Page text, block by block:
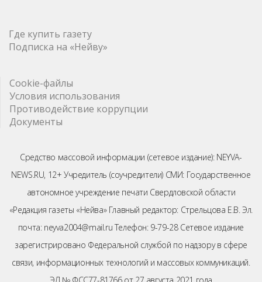
Где купить газету
Подписка на «Нейву»
Cookie-файлы
Условия использования
Противодействие коррупции
Документы
Средство массовой информации (сетевое издание): NEYVA-
NEWS.RU, 12+ Учредитель (соучредители) СМИ: Государственное
автономное учреждение печати Свердловской области
«Редакция газеты «Нейва» Главный редактор: Стрельцова Е.В. Эл.
почта: neyva2004@mail.ru Телефон: 9-79-28 Сетевое издание
зарегистрировано Федеральной службой по надзору в сфере
связи, информационных технологий и массовых коммуникаций.